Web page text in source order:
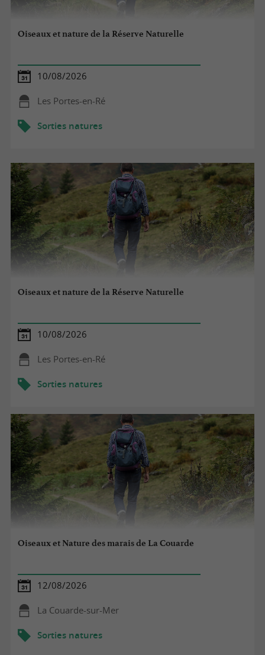
Oiseaux et nature de la Réserve Naturelle
10/08/2026
Les Portes-en-Ré
Sorties natures
Oiseaux et nature de la Réserve Naturelle
10/08/2026
Les Portes-en-Ré
Sorties natures
Oiseaux et Nature des marais de La Couarde
12/08/2026
La Couarde-sur-Mer
Sorties natures